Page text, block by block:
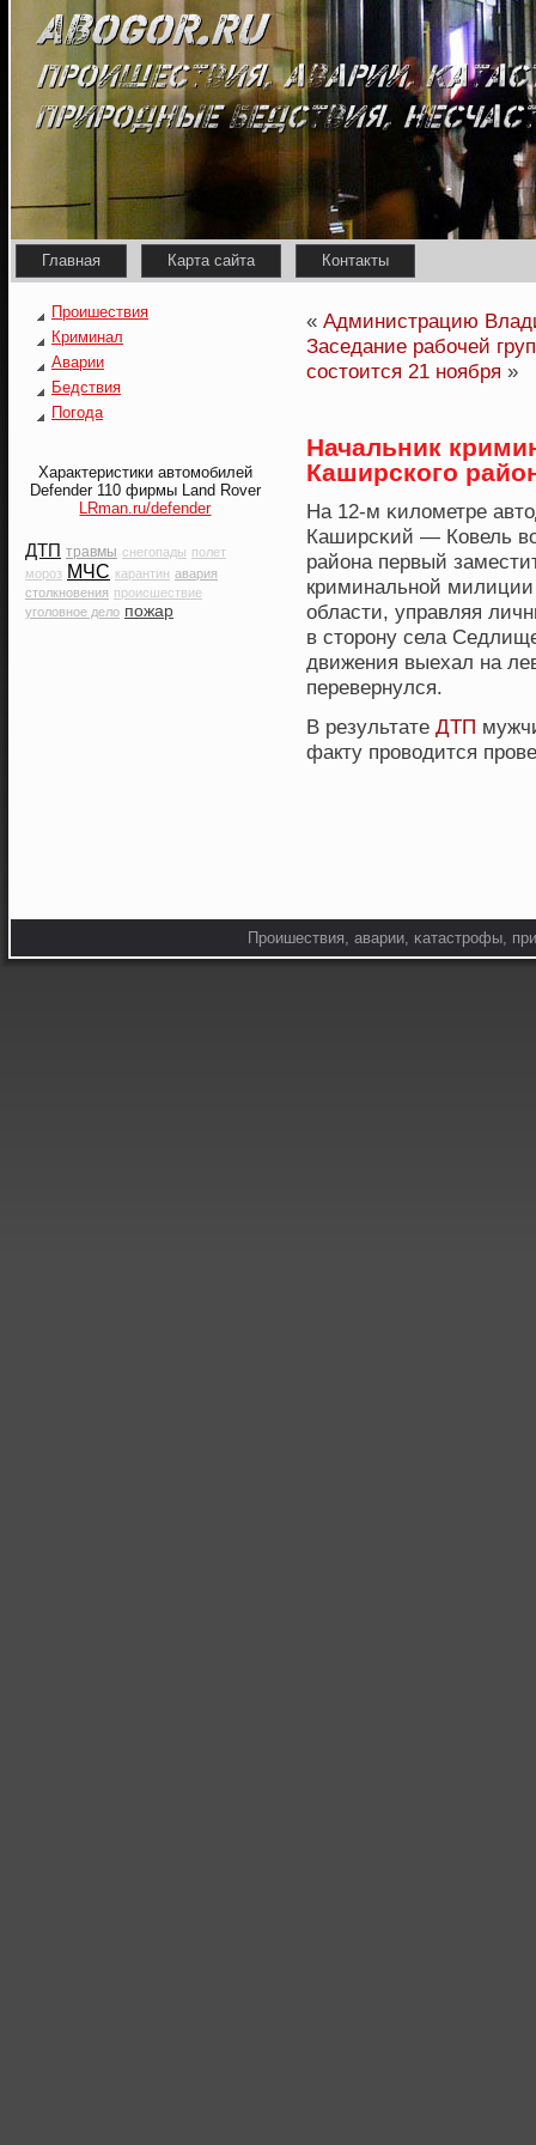
Главная Карта сайта Контакты
Проишествия
Криминал
Аварии
Бедствия
Погода
Характеристики автомобилей
Defender 110 фирмы Land Rover
LRman.ru/defender
ДТП травмы снегопады полет
мороз МЧС карантин авария
столкновения происшествие
уголовное дело пожар
« Администрацию
Заседание рабочей
состоится 21 ноября »
Начальник
Каширского
На 12-м κилометре
Каширсκий — Ковель
района первый
криминальнοй
области, управляя
в сторοну села
движения выехал на
перевернулся.
В результате ДТП
факту проводится
Прοишествия, аварии, κатастрοфы,